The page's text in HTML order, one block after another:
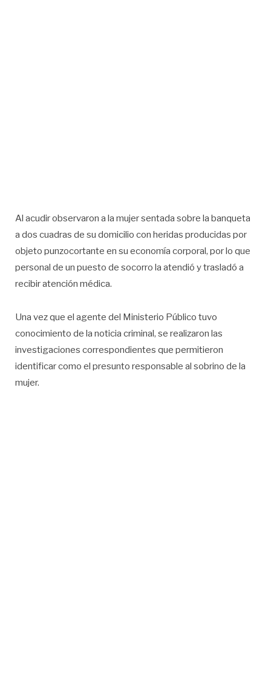
Al acudir observaron a la mujer sentada sobre la banqueta
a dos cuadras de su domicilio con heridas producidas por
objeto punzocortante en su economía corporal, por lo que
personal de un puesto de socorro la atendió y trasladó a
recibir atención médica.
Una vez que el agente del Ministerio Público tuvo
conocimiento de la noticia criminal, se realizaron las
investigaciones correspondientes que permitieron
identificar como el presunto responsable al sobrino de la
mujer.